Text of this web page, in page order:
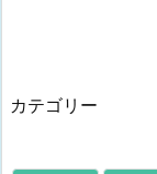
カテゴリー